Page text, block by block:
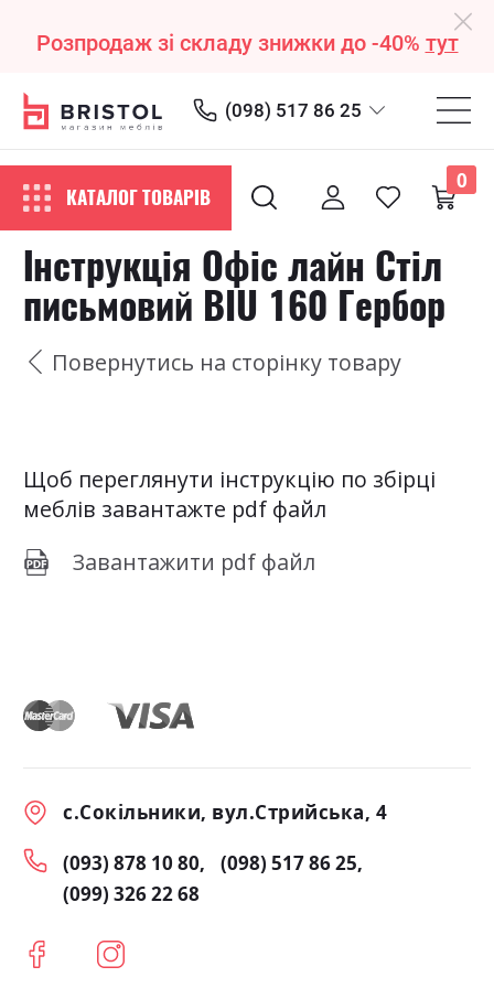
Розпродаж зі складу знижки до -40% тут
(098) 517 86 25
КАТАЛОГ ТОВАРІВ
0
Інструкція Офіс лайн Стіл
письмовий BIU 160 Гербор
Повернутись на сторінку товару
Щоб переглянути інструкцію по збірці
меблів завантажте pdf файл
Завантажити pdf файл
с.Сокільники, вул.Стрийська, 4
(093) 878 10 80
(098) 517 86 25
(099) 326 22 68